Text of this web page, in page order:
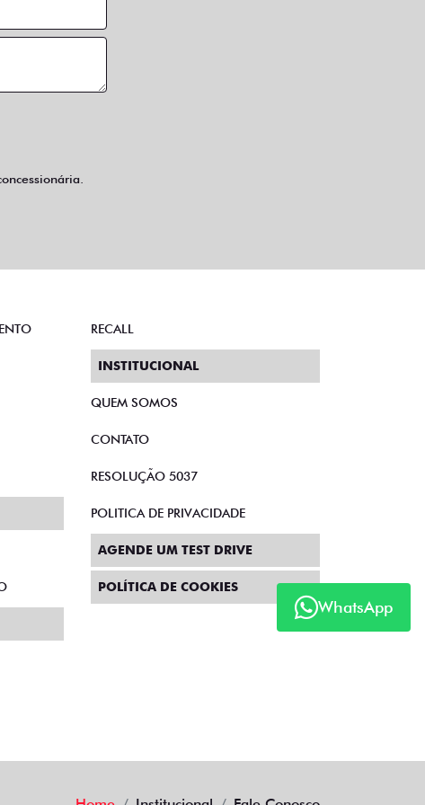
WhatsApp
RECALL
INSTITUCIONAL
QUEM SOMOS
CONTATO
RESOLUÇÃO 5037
POLITICA DE PRIVACIDADE
AGENDE UM TEST DRIVE
POLÍTICA DE COOKIES